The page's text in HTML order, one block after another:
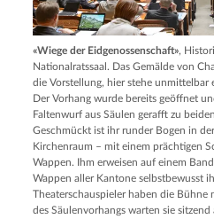
«Wiege der Eidgenossenschaft»,
Nationalratssaal. Das Gemälde von
die Vorstellung, hier stehe unmittelbar
Der Vorhang wurde bereits geöffnet
Faltenwurf aus Säulen gerafft zu
Geschmückt ist ihr runder Bogen in
Kirchenraum – mit einem prächtigen
Wappen. Ihm erweisen auf einem
Wappen aller Kantone selbstbewusst
Theaterschauspieler haben die
des Säulenvorhangs warten sie